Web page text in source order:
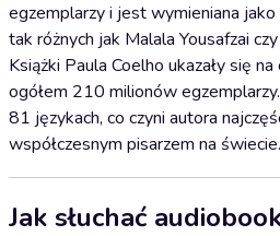
egzemplarzy i jest wymieniana jako
tak różnych jak Malala Yousafzai
Książki Paula Coelho ukazały się
ogółem 210 milionów
81 językach, co czyni autora
współczesnym pisarzem na świecie.
Jak słuchać